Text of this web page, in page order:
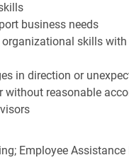
business needs
skills
in direction or
reasonable
Employee